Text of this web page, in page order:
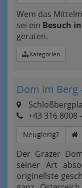
Wem das
sei ein Besuch
geraten.
Kategorien
Dom im Berg
+43 316 8008
Neugierig?
Der Grazer
seiner Art
originellste